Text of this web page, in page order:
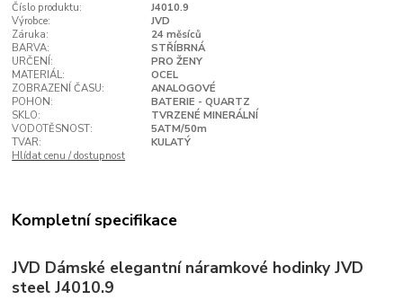
Číslo produktu:
J4010.9
Výrobce:
JVD
Záruka:
24 měsíců
BARVA:
STŘÍBRNÁ
URČENÍ:
PRO ŽENY
MATERIÁL:
OCEL
ZOBRAZENÍ ČASU:
ANALOGOVÉ
POHON:
BATERIE - QUARTZ
SKLO:
TVRZENÉ MINERÁLNÍ
VODOTĚSNOST:
5ATM/50m
TVAR:
KULATÝ
Hlídat cenu / dostupnost
Kompletní specifikace
JVD Dámské elegantní náramkové hodinky JVD
steel J4010.9